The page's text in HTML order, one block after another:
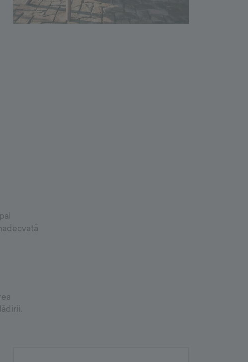
Accesorii pentru mortare și rosturi
Mortare adezive pentru pavaje